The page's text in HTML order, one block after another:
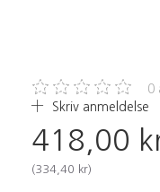
0
Skriv anmeldelse
418,00
(334,40 kr)